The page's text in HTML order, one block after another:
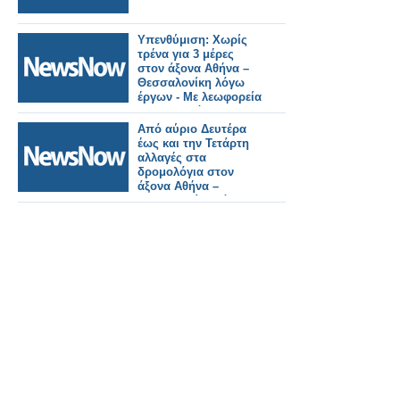
Υπενθύμιση: Χωρίς
τρένα για 3 μέρες
στον άξονα Αθήνα –
Θεσσαλονίκη λόγω
έργων - Με λεωφορεία
τα δρομολόγια.
Από αύριο Δευτέρα
έως και την Τετάρτη
αλλαγές στα
δρομολόγια στον
άξονα Αθήνα –
Θεσσαλονίκη λόγω